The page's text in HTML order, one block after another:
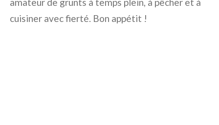
amateur de grunts à temps plein, à pêcher et à
cuisiner avec fierté. Bon appétit !